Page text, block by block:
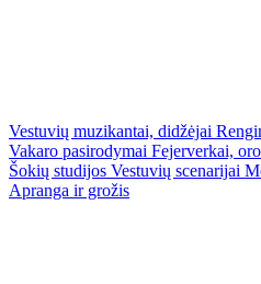
Vestuvių muzikantai, didžėjai
Vakaro pasirodymai Fejerverkai,
Šokių studijos Vestuvių scenarijai
Apranga ir grožis